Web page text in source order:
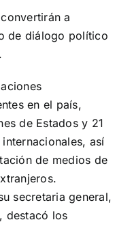
a
de diálogo político
en el país,
de Estados y 21
así
de medios de
secretaria general,
destacó los